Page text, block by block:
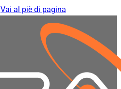
Vai al piè di pagina